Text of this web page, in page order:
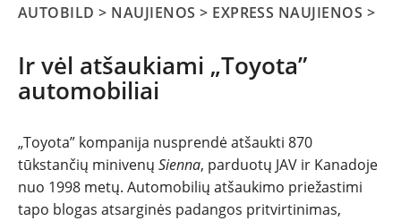
NAUJIENOS
AUTOBILD > NAUJIENOS > EXPRESS NAUJIENOS >
Ir vėl atšaukiami „Toyota”
automobiliai
„Toyota” kompanija nusprendė atšaukti 870
tūkstančių minivenų Sienna, parduotų JAV ir Kanadoje
nuo 1998 metų. Automobilių atšaukimo priežastimi
tapo blogas atsarginės padangos pritvirtinimas,